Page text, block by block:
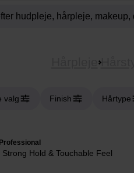
valg Finish Hårtype
Hold & Touchable Feel